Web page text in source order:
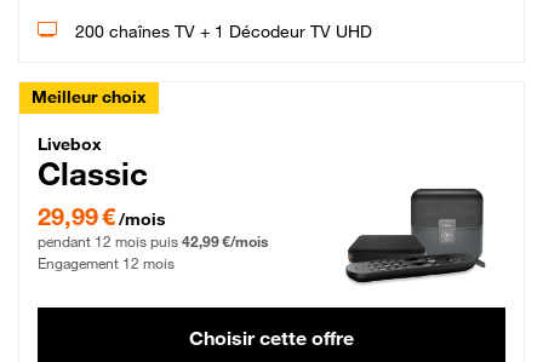
200 chaînes TV + 1 Décodeur TV UHD
Meilleur choix
Livebox Classic Fibre
Livebox
Classic
29,99 € par mois pendant 12 mois puis 42,99 € par mois, Engagement 12 mois
29,99 €/mois
pendant 12 mois puis 42,99 €/mois
Engagement 12 mois
Choisir cette offre